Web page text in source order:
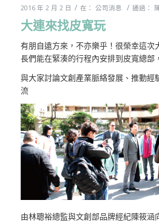
2016 年 2 月 2 日 / 在： 公司消息 / 通過：
大連來找皮寬玩
有朋自遠方來，不亦樂乎！很榮幸這次
長們能在緊湊的行程內安排到皮寬總部，
與大家討論文創產業脈絡發展、推動經
流
由林聰裕總監與文創部品牌經紀陳筱涵